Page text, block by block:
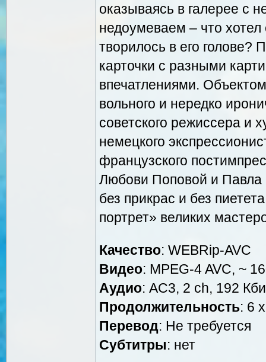
оказываясь в галерее с
недоумеваем – что
творилось в его голове?
карточки с разными
впечатлениями.
вольного и нередко
советского режиссера и
немецкого
французского
Любови Поповой и Павла
без прикрас и без
портрет» великих
Качество: WEBRip-AVC
Видео: MPEG-4 AVC, ~
Аудио: AC3, 2 ch, 192
Продолжительность: 6
Перевод: Не требуется
Cубтитры: нет